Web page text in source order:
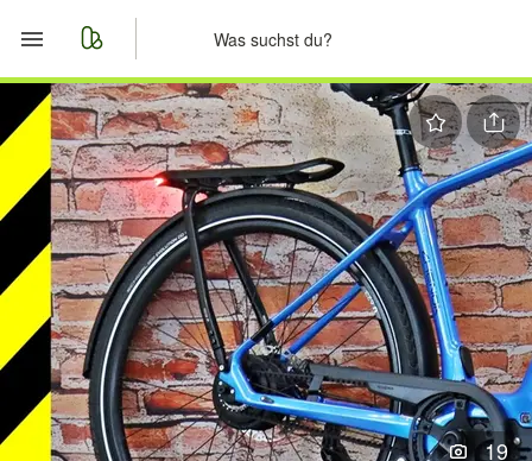
Start
Merkliste
Nachrichten
Anzeige aufgeben
19